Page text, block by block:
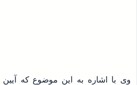
وی با اشاره به این موضوع که آیین